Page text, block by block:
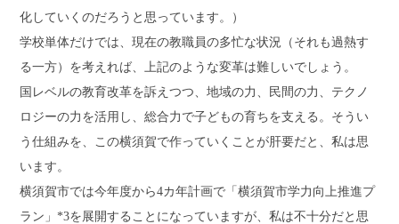
化していくのだろうと思っています。）
学校単体だけでは、現在の教職員の多忙な状況（それも過熱す
る一方）を考えれば、上記のような変革は難しいでしょう。
国レベルの教育改革を訴えつつ、地域の力、民間の力、テクノ
ロジーの力を活用し、総合力で子どもの育ちを支える。そうい
う仕組みを、この横須賀で作っていくことが肝要だと、私は思
います。
横須賀市では今年度から4カ年計画で「横須賀市学力向上推進プ
ラン」*3を展開することになっていますが、私は不十分だと思